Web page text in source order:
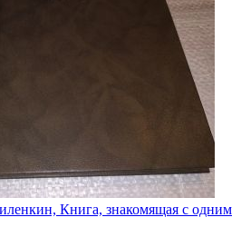
Книга, знакомящая с одним